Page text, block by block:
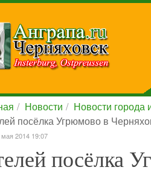
Новости
Новости города
посёлка Угрюмово в
мая 2014 19:07
посёлка